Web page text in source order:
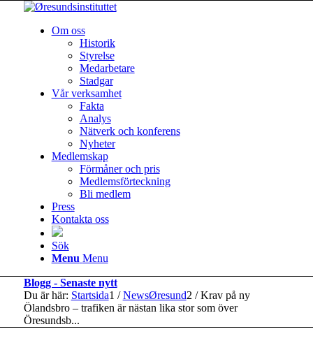
Om oss
Historik
Styrelse
Medarbetare
Stadgar
Vår verksamhet
Fakta
Analys
Nätverk och konferens
Nyheter
Medlemskap
Förmåner och pris
Medlemsförteckning
Bli medlem
Press
Kontakta oss
Sök
Menu Menu
Blogg - Senaste nytt
Du är här: Startsida1 / NewsØresund2 / Krav på ny
Ölandsbro – trafiken är nästan lika stor som över
Öresundsb...